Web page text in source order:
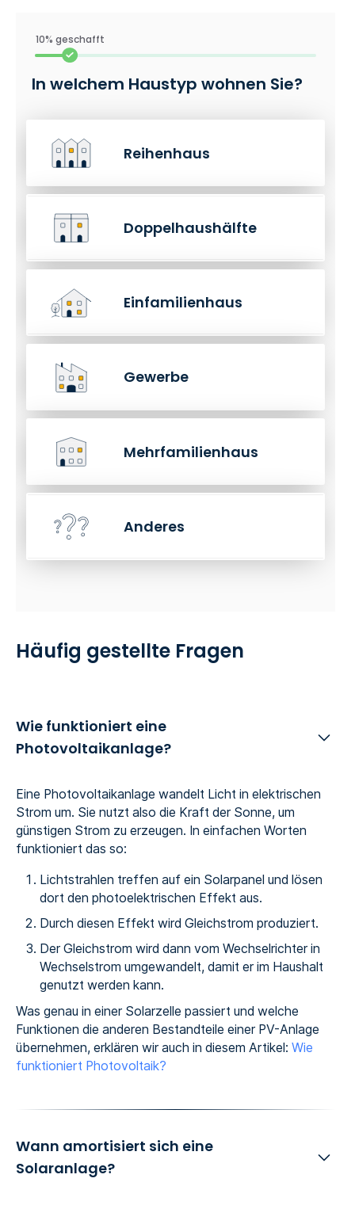
10% geschafft
In welchem Haustyp wohnen Sie?
Reihenhaus
Doppelhaushälfte
Einfamilienhaus
Gewerbe
Mehrfamilienhaus
Anderes
Häufig gestellte Fragen
Wie funktioniert eine
Photovoltaikanlage?
Eine Photovoltaikanlage wandelt Licht in elektrischen
Strom um. Sie nutzt also die Kraft der Sonne, um
günstigen Strom zu erzeugen. In einfachen Worten
funktioniert das so:
Lichtstrahlen treffen auf ein Solarpanel und lösen
dort den photoelektrischen Effekt aus.
Durch diesen Effekt wird Gleichstrom produziert.
Der Gleichstrom wird dann vom Wechselrichter in
Wechselstrom umgewandelt, damit er im Haushalt
genutzt werden kann.
Was genau in einer Solarzelle passiert und welche
Funktionen die anderen Bestandteile einer PV-Anlage
übernehmen, erklären wir auch in diesem Artikel: Wie
funktioniert Photovoltaik?
Wann amortisiert sich eine
Solaranlage?